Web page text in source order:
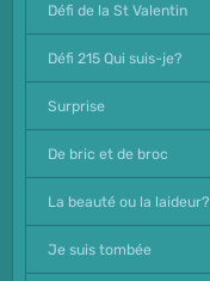
Défi de la St Valentin
Défi 215 Qui suis-je?
Surprise
De bric et de broc
La beauté ou la laideur?
Je suis tombée